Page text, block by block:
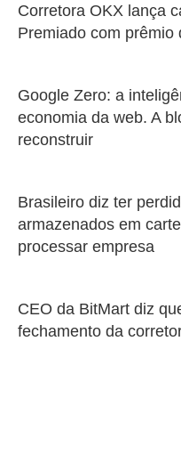
Corretora OKX lança
Premiado com prêmio
Google Zero: a
economia da web. A
reconstruir
Brasileiro diz ter
armazenados em
processar empresa
CEO da BitMart diz
fechamento da